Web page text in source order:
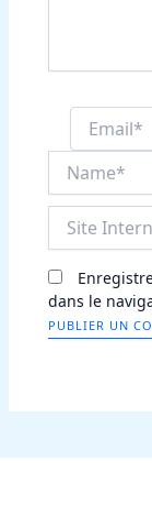
Email*
Internet
dans le